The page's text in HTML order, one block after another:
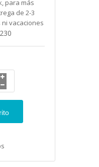
para más
de 2-3
vacaciones